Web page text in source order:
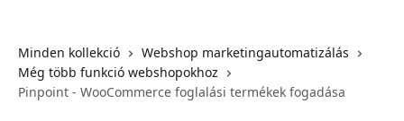
Minden kollekció
Webshop marketingautomatizálás
Még több funkció webshopokhoz
Pinpoint - WooCommerce foglalási termékek fogadása